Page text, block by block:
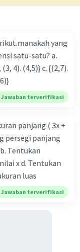
yang
Jawaban terverifikasi
panjang ( 3x +
persegi panjang
Tentukan
x d. Tentukan
luas
Jawaban terverifikasi